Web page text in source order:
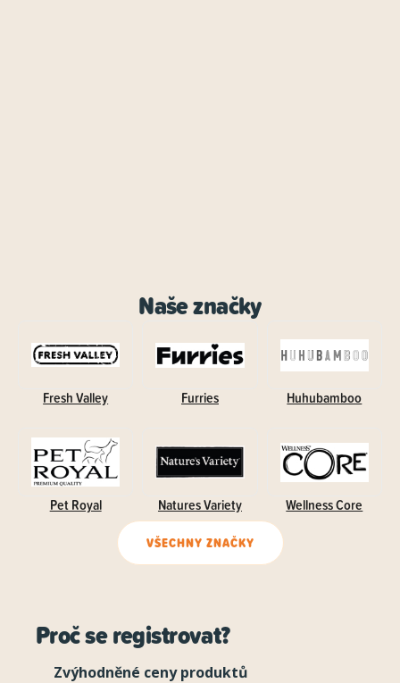
Naše značky
Fresh Valley Furries Huhubamboo
Pet Royal Natures Variety Wellness Core
VŠECHNY ZNAČKY
Proč se registrovat?
Zvýhodněné ceny produktů